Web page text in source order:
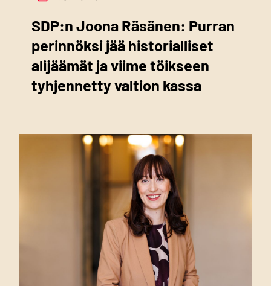
SDP:n Joona Räsänen: Purran
perinnöksi jää historialliset
alijäämät ja viime töikseen
tyhjennetty valtion kassa